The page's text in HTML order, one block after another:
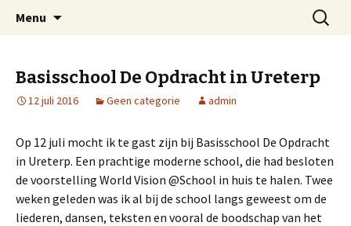
Arnold Wienen
Welkom op mijn website
Menu
Zoeken
naar:
Basisschool De Opdracht in Ureterp
12 juli 2016 Geen categorie admin
Op 12 juli mocht ik te gast zijn bij Basisschool De Opdracht
in Ureterp. Een prachtige moderne school, die had besloten
de voorstelling World Vision @School in huis te halen. Twee
weken geleden was ik al bij de school langs geweest om de
liederen, dansen, teksten en vooral de boodschap van het